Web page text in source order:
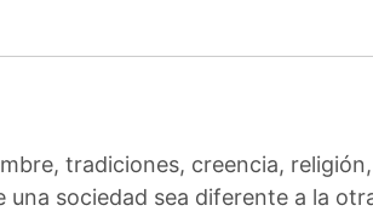
tradiciones, creencia,
una sociedad sea diferente a la